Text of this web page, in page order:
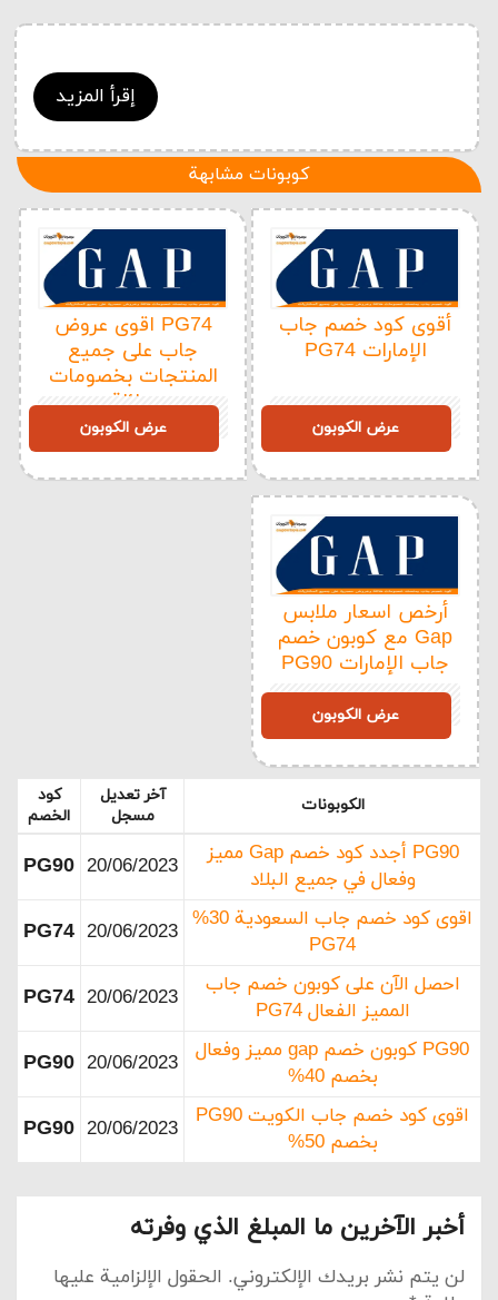
إقرأ المزيد
كوبونات مشابهة
أرخص اسعار ملابس
Gap مع كوبون خصم
جاب الإمارات PG90
عرض الكوبون
PG74 اقوى عروض
جاب على جميع
المنتجات بخصومات
هائلة
عرض الكوبون
أقوى كود خصم جاب
الإمارات PG74
عرض الكوبون
الكوبونات
آخر تعديل
مسجل
كود
الخصم
PG90 أجدد كود خصم Gap مميز
وفعال في جميع البلاد
20/06/2023
PG90
اقوى كود خصم جاب السعودية 30%
PG74
20/06/2023
PG74
احصل الآن على كوبون خصم جاب
المميز الفعال PG74
20/06/2023
PG74
PG90 كوبون خصم gap مميز وفعال
بخصم 40%
20/06/2023
PG90
اقوى كود خصم جاب الكويت PG90
بخصم 50%
20/06/2023
PG90
أخبر الآخرين ما المبلغ الذي وفرته
لن يتم نشر بريدك الإلكتروني. الحقول الإلزامية عليها